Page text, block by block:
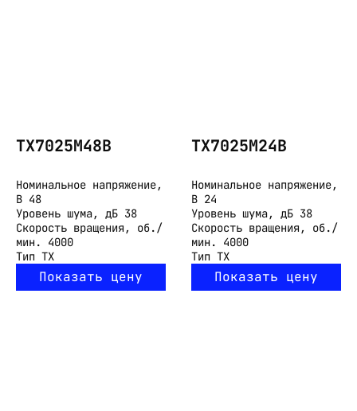
TX7025M48B
Номинальное напряжение,
В 48
Уровень шума, дБ 38
Скорость вращения, об./
мин.
4000
Тип TX
Показать цену
TX7025M24B
Номинальное напряжение,
В 24
Уровень шума, дБ 38
Скорость вращения, об./
мин.
4000
Тип TX
Показать цену